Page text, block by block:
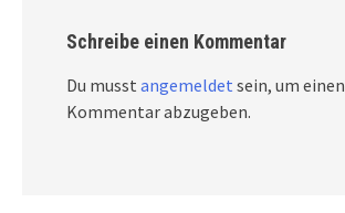
Schreibe einen Kommentar
Du musst angemeldet sein, um einen
Kommentar abzugeben.